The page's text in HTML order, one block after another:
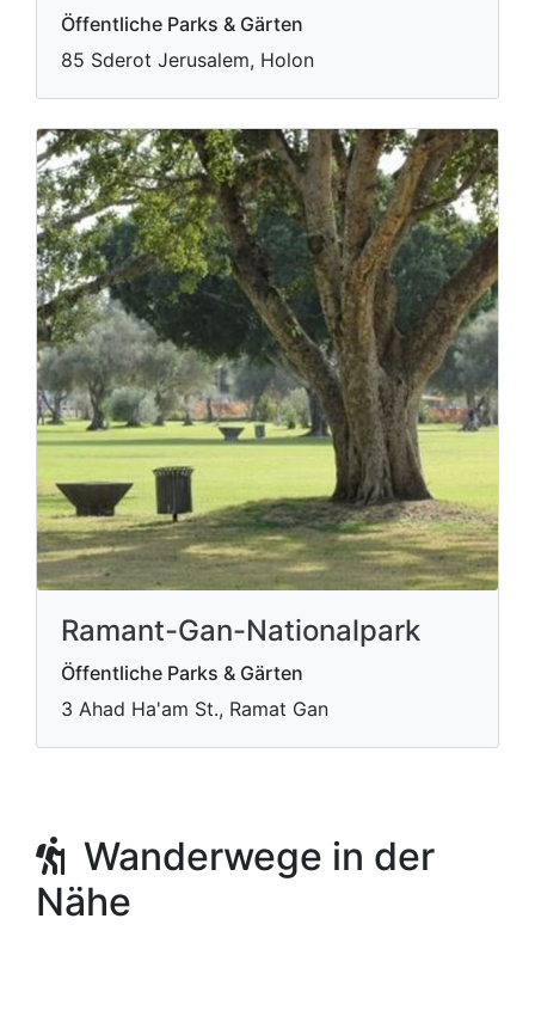
Öffentliche Parks & Gärten
85 Sderot Jerusalem, Holon
Ramant-Gan-Nationalpark
Öffentliche Parks & Gärten
3 Ahad Ha'am St., Ramat Gan
Wanderwege in der
Nähe